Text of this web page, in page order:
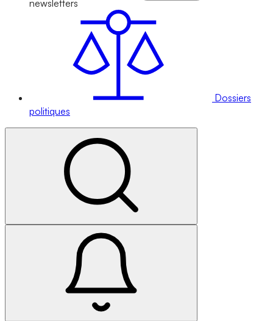
newsletters
Dossiers
politiques